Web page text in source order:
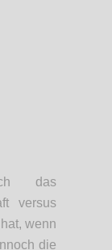
das
versus
wenn
die